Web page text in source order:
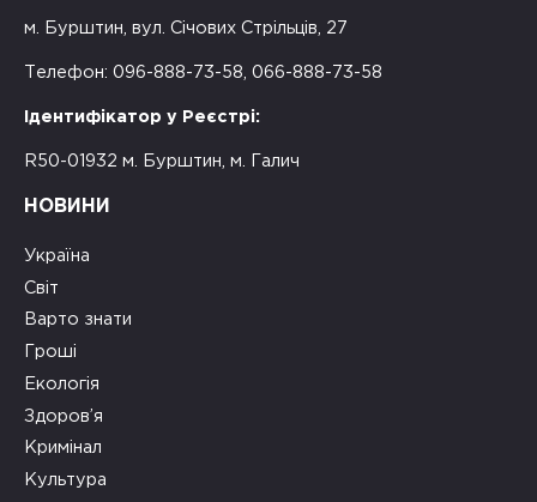
м. Бурштин, вул. Січових Стрільців, 27
Телефон: 096-888-73-58, 066-888-73-58
Ідентифікатор у Реєстрі:
R50-01932 м. Бурштин, м. Галич
НОВИНИ
Україна
Світ
Варто знати
Гроші
Екологія
Здоров’я
Кримінал
Культура